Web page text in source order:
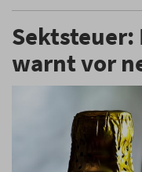
warnt vor